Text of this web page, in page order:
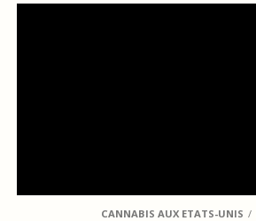
CANNABIS AUX ETATS-UNIS